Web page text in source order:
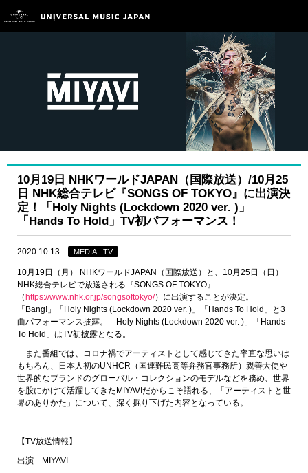
10月19日 NHKワールドJAPAN（国際放送）/10月25
日 NHK総合テレビ『SONGS OF TOKYO』に出演決
定！「Holy Nights (Lockdown 2020 ver. )」
「Hands To Hold」TV初パフォーマンス！
2020.10.13 MEDIA - TV
10月19日（月） NHKワールドJAPAN（国際放送）と、10月25日（日）
NHK総合テレビで放送される『SONGS OF TOKYO』
（https://www.nhk.or.jp/songsoftokyo/）に出演することが決定。
「Bang!」「Holy Nights (Lockdown 2020 ver. )」「Hands To Hold」と3
曲パフォーマンス披露。「Holy Nights (Lockdown 2020 ver. )」「Hands
To Hold」はTV初披露となる。
また番組では、コロナ禍でアーティストとして感じてきた率直な思いは
もちろん、日本人初のUNHCR（国連難民高等弁務官事務所）親善大使や
世界的なブランドのグローバル・コレクションのモデルなどを務め、世界
を股にかけて活躍してきたMIYAVIだからこそ語れる、「アーティストと世
界のありかた」について、深く掘り下げた内容となっている。
【TV放送情報】
出演 MIYAVI